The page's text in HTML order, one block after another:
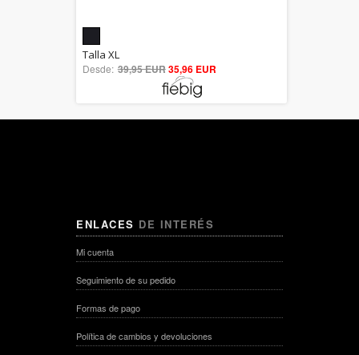
out of 5
Talla XL
Desde: 39,95 EUR35,96 EUR
ENLACES DE INTERÉS
Mi cuenta
Seguimiento de su pedido
Formas de pago
Política de cambios y devoluciones